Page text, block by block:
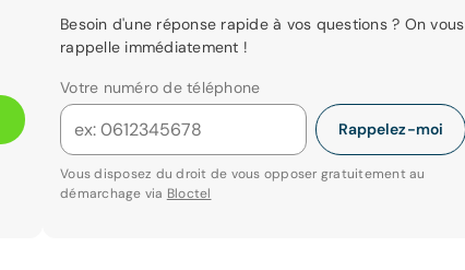
Besoin d'une réponse rapide à vos questions ? On vous
rappelle immédiatement !
Votre numéro de téléphone
Rappelez-moi
Vous disposez du droit de vous opposer gratuitement au
démarchage via Bloctel